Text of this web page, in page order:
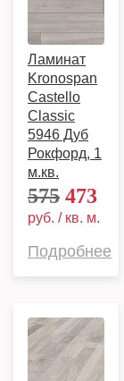
Ламинат
Kronospan
Castello
Classic
5946 Дуб
Рокфорд, 1
м.кв.
575 473
руб. / кв. м.
Подробнее